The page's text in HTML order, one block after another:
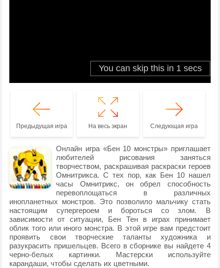
Предыдущая игра На весь экран Следующая игра
Онлайн игра «Бен 10 монстры» приглашает
любителей рисования заняться
творчеством, раскрашивая раскраски героев
Омнитрикса. С тех пор, как Бен 10 нашел
часы Омнитрикс, он обрел способность
перевоплощаться в различных
инопланетных монстров. Это позволило мальчику стать
настоящим супергероем и бороться со злом. В
зависимости от ситуации, Бен Тен в играх принимает
облик того или иного монстра. В этой игре вам предстоит
проявить свои творческие таланты художника и
разукрасить пришельцев. Всего в сборнике вы найдете 4
черно-белых картинки. Мастерски используйте
карандаши, чтобы сделать их цветными.